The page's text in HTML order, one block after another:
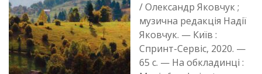
/ Олександр Яковчук ;
музична редакція Надії
Яковчук. — Київ :
Спринт-Сервіс, 2020. —
65 с. — На обкладинці :